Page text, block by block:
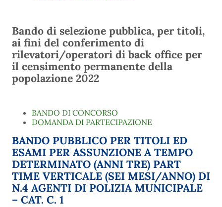
Bando di selezione pubblica, per titoli,
ai fini del conferimento di
rilevatori/operatori di back office per
il censimento permanente della
popolazione 2022
BANDO DI CONCORSO
DOMANDA DI PARTECIPAZIONE
BANDO PUBBLICO PER TITOLI ED
ESAMI PER ASSUNZIONE A TEMPO
DETERMINATO (ANNI TRE) PART
TIME VERTICALE (SEI MESI/ANNO) DI
N.4 AGENTI DI POLIZIA MUNICIPALE
– CAT. C. 1